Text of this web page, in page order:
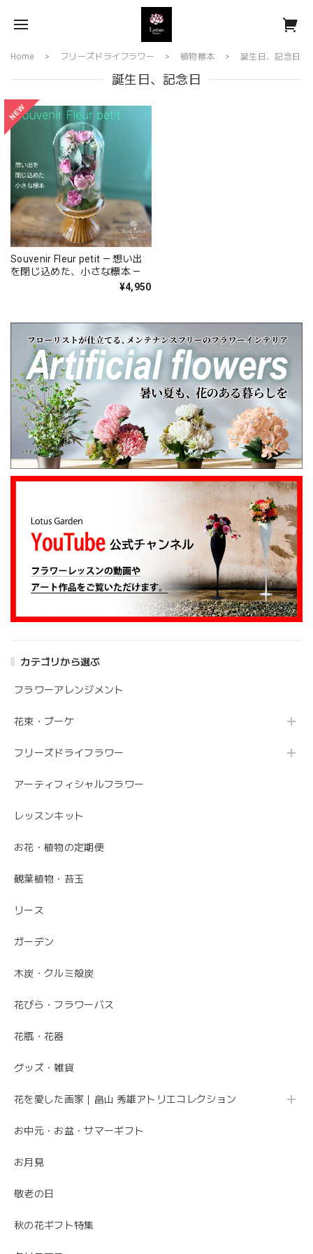
カテゴリから選ぶ
フラワーアレンジメント
花束・ブーケ
フリーズドライフラワー
アーティフィシャルフラワー
レッスンキット
お花・植物の定期便
観葉植物・苔玉
リース
ガーデン
木炭・クルミ殻炭
花びら・フラワーバス
花瓶・花器
グッズ・雑貨
花を愛した画家｜畠山 秀雄アトリエコレクション
お中元・お盆・サマーギフト
お月見
敬老の日
秋の花ギフト特集
Home フリーズドライフラワー 植物標本 誕生日、記念日
誕生日、記念日
Souvenir Fleur petit — 想い出
を閉じ込めた、小さな標本 —
¥4,950